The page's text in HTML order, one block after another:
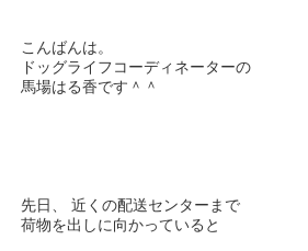
こんばんは。
ドッグライフコーディネーターの
馬場はる香です＾＾
先日、 近くの配送センターまで
荷物を出しに向かっていると